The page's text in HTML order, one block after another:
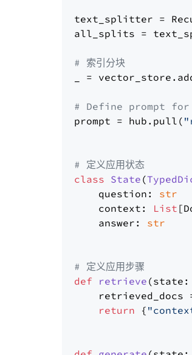
text_splitter =
all_splits =
# 索引分块
_ =
# Define prompt for
prompt = hub.pull(
# 定义应用状态
class State (
    question:
str
    context:
List
    answer:
str
# 定义应用步骤
def
retrieve (state:
retrieved_docs
return {